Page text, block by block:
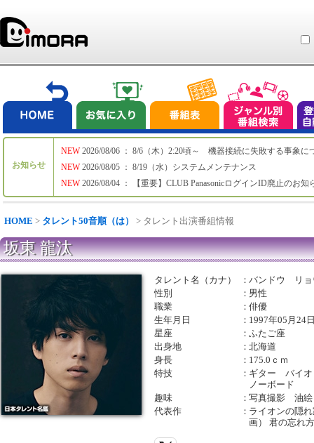
お知らせ
NEW
NEW
NEW
2026/08/06 ： 8/6（木）2:20頃～ 機器接続に失敗する事象に
2026/08/05 ： 8/19（水）システムメンテナンス
2026/08/04 ： 【重要】CLUB PanasonicログインID廃止のお知
HOME > タレント50音順（は） > タレント出演番組情報
坂東 龍汰
タレント名（カナ） ：バンドウ リョ
性別
： 男性
職業
：俳優
生年月日
： 1997年05月24
星座
：ふたご座
出身地
：北海道
身長
： 175.0ｃｍ
特技
： ギター バイ
ノーボード
趣味
：写真撮影 油
代表作
： ライオンの隠
画） 君の忘れ